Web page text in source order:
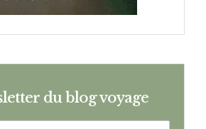
du blog voyage